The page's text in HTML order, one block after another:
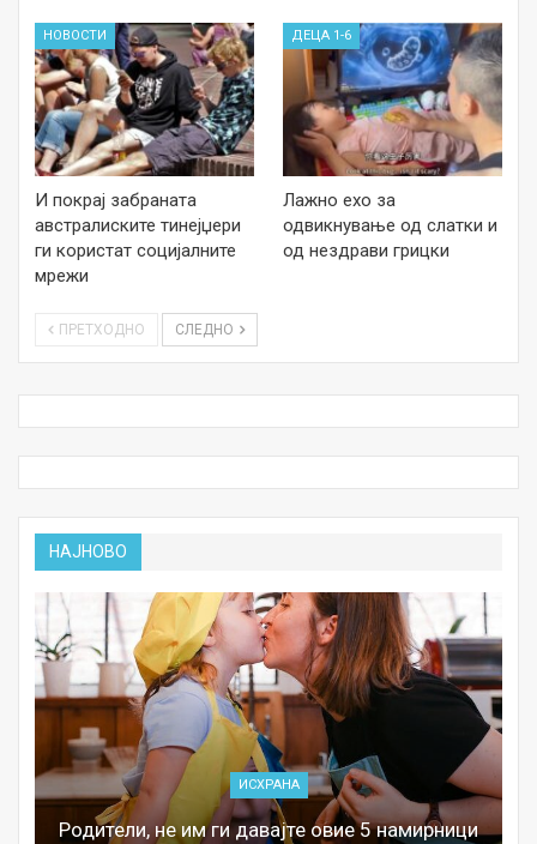
НОВОСТИ
И покрај забраната
австралиските тинејџери
ги користат социјалните
мрежи
ДЕЦА 1-6
Лажно ехо за
одвикнување од слатки и
од нездрави грицки
ПРЕТХОДНО СЛЕДНО
НАЈНОВО
ИСХРАНА
Родители, не им ги давајте овие 5 намирници